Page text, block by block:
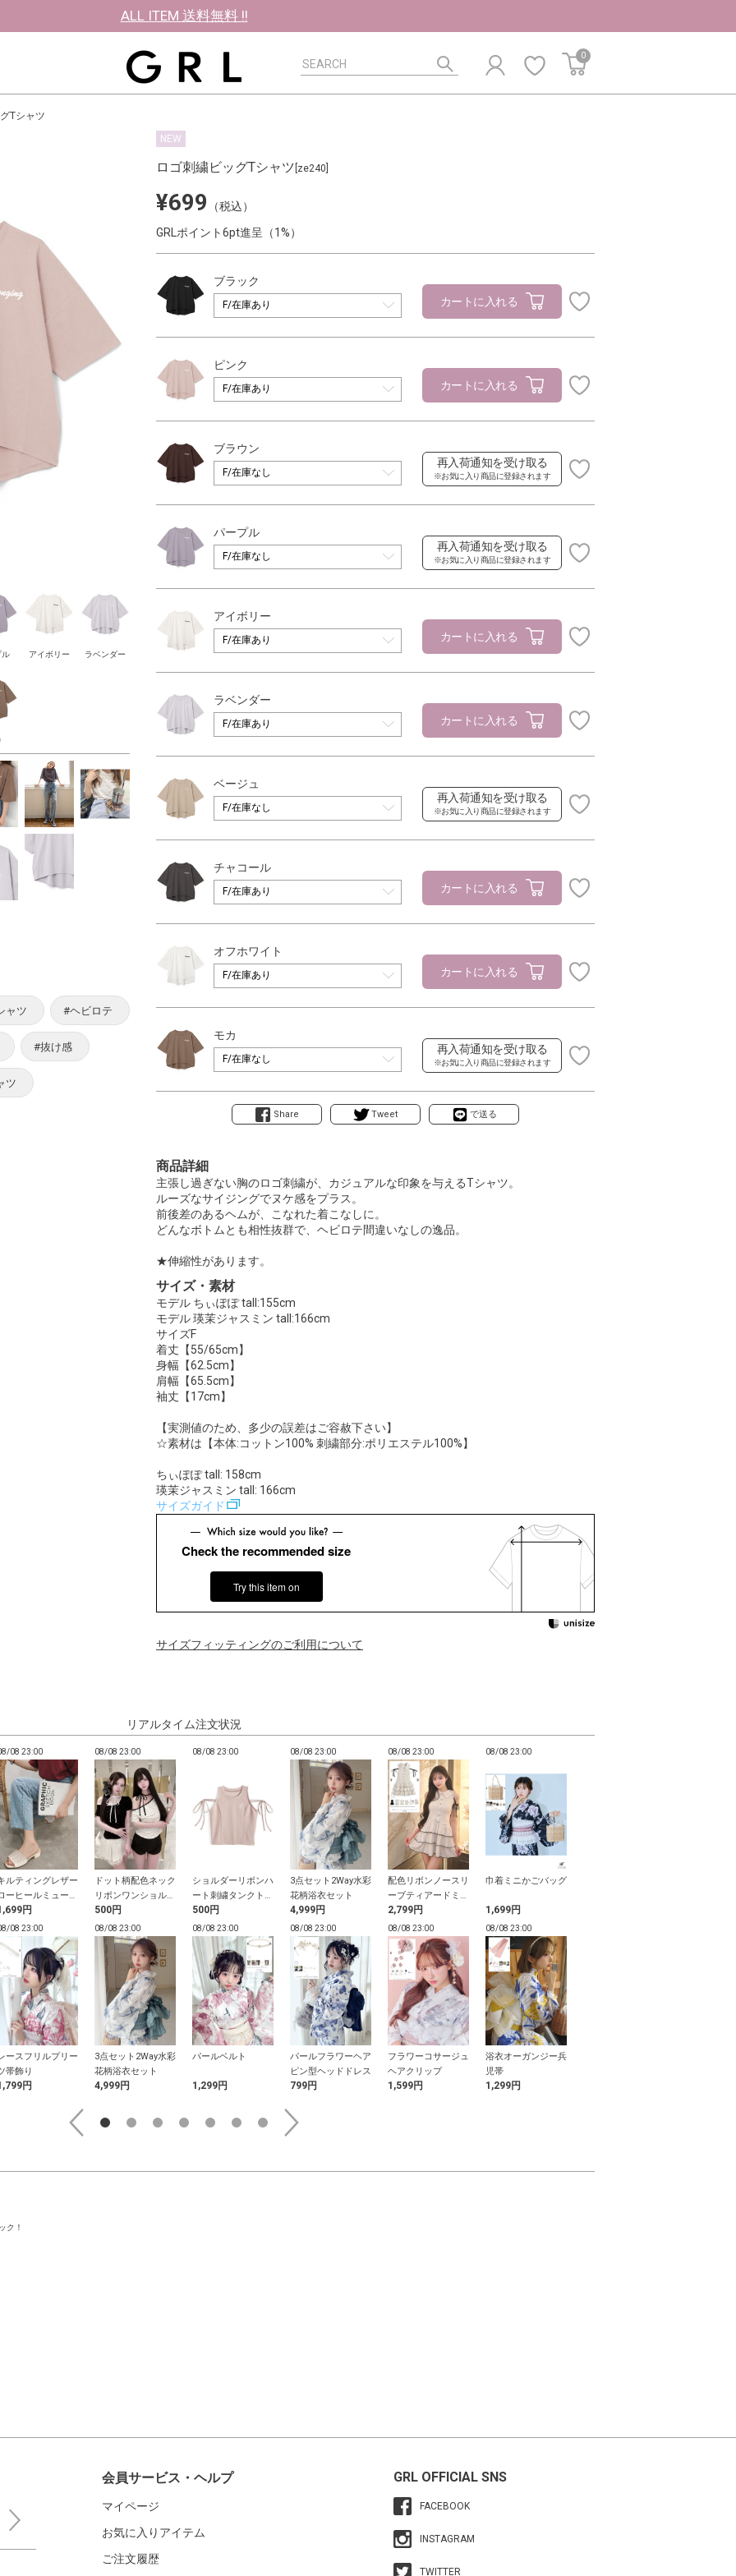
ALL ITEM 送料無料 !!
0
Tシャツ
ル アイボリー ラベンダー
NEW
ロゴ刺繍ビッグTシャツ [ze240]
¥699
（税込）
GRLポイント6pt進呈（1%）
ブラック
カートに入れる
ピンク
カートに入れる
ブラウン
再入荷通知を受け取る
※お気に入り商品に登録されます
パープル
再入荷通知を受け取る
※お気に入り商品に登録されます
アイボリー
カートに入れる
ラベンダー
カートに入れる
ベージュ
再入荷通知を受け取る
※お気に入り商品に登録されます
チャコール
カートに入れる
オフホワイト
カートに入れる
モカ
再入荷通知を受け取る
※お気に入り商品に登録されます
Share Tweet で送る
商品詳細
主張し過ぎない胸のロゴ刺繍が、カジュアルな印象を与えるTシャツ。
ルーズなサイジングでヌケ感をプラス。
前後差のあるヘムが、こなれた着こなしに。
どんなボトムとも相性抜群で、ヘビロテ間違いなしの逸品。
★伸縮性があります。
サイズ・素材
モデル ちぃぽぽ tall:155cm
モデル 瑛茉ジャスミン tall:166cm
サイズF
着丈【55/65cm】
身幅【62.5cm】
肩幅【65.5cm】
袖丈【17cm】
【実測値のため、多少の誤差はご容赦下さい】
☆素材は【本体:コットン100% 刺繍部分:ポリエステル100%】
ちぃぽぽ tall: 158cm
瑛茉ジャスミン tall: 166cm
サイズガイド
Check the recommended size
Try this item on
サイズフィッティングのご利用について
ャツ #ヘビロテ
#抜け感
ツ
リアルタイム注文状況
08 23:00
ルティングレザー
ーヒールミュール
ンダル
円
08/08 23:00
ドット柄配色ネック
リボンワンショルダ
ートップス
500円
08/08 23:00
ショルダーリボンハ
ート刺繍タンクトッ
プ
500円
08/08 23:00
3点セット2Way水彩
花柄浴衣セット
4,999円
08/08 23:00
配色リボンノースリ
ーブティアードミニ
ワンピース
2,799円
08/08 23:00
巾着ミニかごバッグ
1,699円
08 23:00
ースフリルプリー
帯飾り
円
08/08 23:00
3点セット2Way水彩
花柄浴衣セット
4,999円
08/08 23:00
パールベルト
1,299円
08/08 23:00
パールフラワーヘア
ピン型ヘッドドレス
799円
08/08 23:00
フラワーコサージュ
ヘアクリップ
1,599円
08/08 23:00
浴衣オーガンジー兵
児帯
1,299円
ク！
会員サービス・ヘルプ
マイページ
お気に入りアイテム
ご注文履歴
GRL OFFICIAL SNS
FACEBOOK
INSTAGRAM
TWITTER